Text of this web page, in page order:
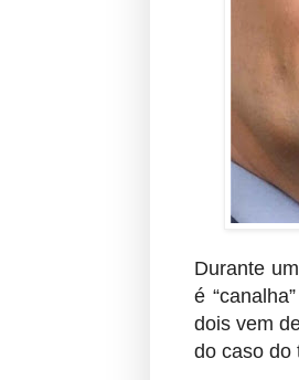
Durante
é
dois vem
do caso do